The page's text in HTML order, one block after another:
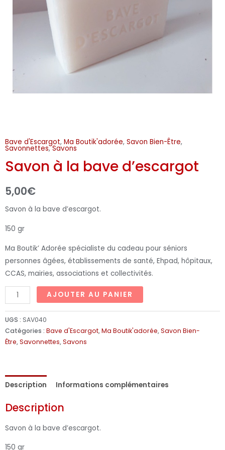
Bave d'Escargot, Ma Boutik'adorée, Savon Bien-Être,
Savonnettes,Savons
Savon à la bave d’escargot
5,00€
Savon à la bave d’escargot.
150 gr
Ma Boutik’ Adorée spécialiste du cadeau pour séniors
personnes âgées, établissements de santé, Ehpad, hôpitaux,
CCAS, mairies, associations et collectivités.
AJOUTER AU PANIER
UGS : SAV040
Catégories : Bave d'Escargot,Ma Boutik'adorée,Savon Bien-
Être,Savonnettes,Savons
Description Informations complémentaires
Description
Savon à la bave d’escargot.
150 gr